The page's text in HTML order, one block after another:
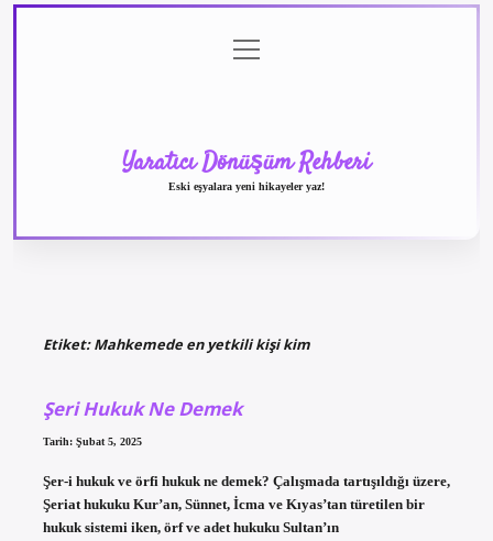
menüyü
aç
Yaratıcı Dönüşüm Rehberi
Eski eşyalara yeni hikayeler yaz!
Etiket:Mahkemede en yetkili kişi kim
Şeri Hukuk Ne Demek
Tarih: Şubat 5, 2025
Şer-i hukuk ve örfi hukuk ne demek? Çalışmada tartışıldığı üzere,
Şeriat hukuku Kur’an, Sünnet, İcma ve Kıyas’tan türetilen bir
hukuk sistemi iken, örf ve adet hukuku Sultan’ın